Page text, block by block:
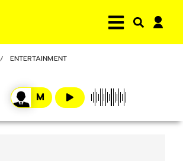
ENTERTAINMENT